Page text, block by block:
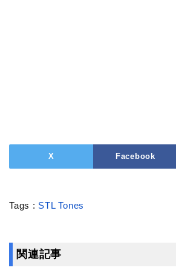
X Facebook
Tags : STL Tones
関連記事